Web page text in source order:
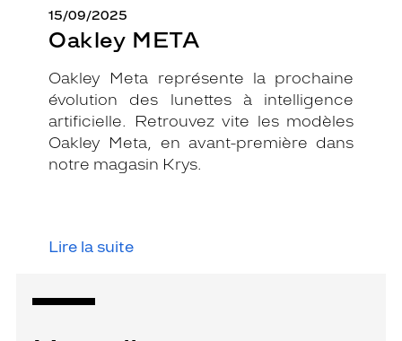
15/09/2025
Oakley META
Oakley Meta représente la prochaine
évolution des lunettes à intelligence
artificielle. Retrouvez vite les modèles
Oakley Meta, en avant-première dans
notre magasin Krys.
Lire la suite